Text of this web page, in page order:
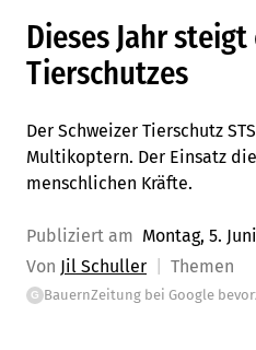
Dieses Jahr
Tierschutzes
Der Schweizer Tierschutz
Multikoptern. Der Einsatz
menschlichen Kräfte.
Publiziert am Montag, 5.
Von Jil Schuller Themen
G BauernZeitung bei Google